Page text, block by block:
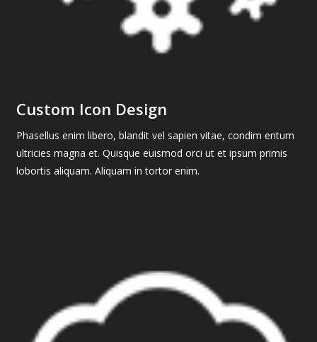
Custom Icon Design
Phasellus enim libero, blandit vel sapien vitae, condim entum
ultricies magna et. Quisque euismod orci ut et ipsum primis
lobortis aliquam. Aliquam in tortor enim.